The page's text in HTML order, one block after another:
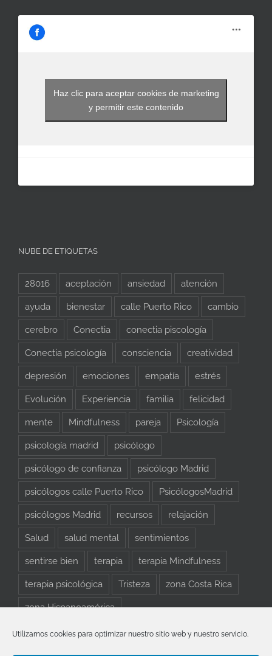
Utilizamos cookies para optimizar nuestro sitio web y nuestro servicio.
Haz clic para aceptar cookies de marketing
y permitir este contenido
NUBE DE ETIQUETAS
28016 aceptación ansiedad atención
ayuda bienestar calle Puerto Rico cambio
cerebro Conectia conectia piscología
Conectia psicología consciencia creatividad
depresión emociones empatía estrés
Evolución Experiencia familia felicidad
mente Mindfulness pareja Psicología
psicología madrid psicólogo
psicólogo de confianza psicólogo Madrid
psicólogos calle Puerto Rico PsicólogosMadrid
psicólogos Madrid recursos relajación
Salud salud mental sentimientos
sentirse bien terapia terapia Mindfulness
terapia psicológica Tristeza zona Costa Rica
zona Hispanoamérica